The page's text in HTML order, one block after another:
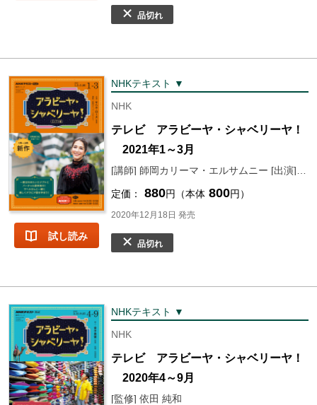
品切れ
試し読み
NHKテキスト ▼
NHK
テレビ アラビーヤ・シャベリーヤ！
2021年1～3月
定価： 880円（本体 800円）
2020年12月18日 発売
品切れ
NHKテキスト ▼
NHK
テレビ アラビーヤ・シャベリーヤ！
2020年4～9月
[監修] 依田 純和